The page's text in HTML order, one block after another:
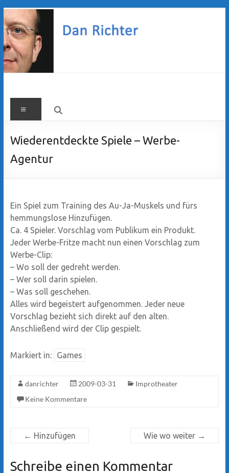
Zum
Inhalt
springen
Dan
Richter
Menü
Wiederentdeckte Spiele – Werbe-
Agentur
Ein Spiel zum Training des Au-Ja-Muskels und fürs
hemmungslose Hinzufügen.
Ca. 4 Spieler. Vorschlag vom Publikum ein Produkt.
Jeder Werbe-Fritze macht nun einen Vorschlag zum
Werbe-Clip:
– Wo soll der gedreht werden.
– Wer soll darin spielen.
– Was soll geschehen.
Alles wird begeistert aufgenommen. Jeder neue
Vorschlag bezieht sich direkt auf den alten.
Anschließend wird der Clip gespielt.
Markiert in: Games
danrichter 2009-03-31
Improtheater
Keine Kommentare
← Hinzufügen Wie wo weiter →
Schreibe einen Kommentar